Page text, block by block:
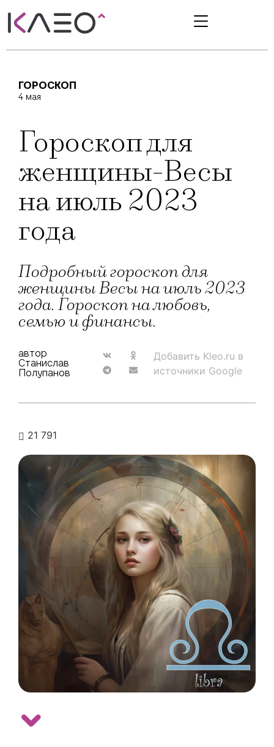
ГОРОСКОП
4 мая
Гороскоп для
женщины-Весы
на июль 2023
года
Подробный гороскоп для
женщины Весы на июль 2023
года. Гороскоп на любовь,
семью и финансы.
автор
Станислав
Полупанов
Добавить Kleo.ru в
источники Google
21 791